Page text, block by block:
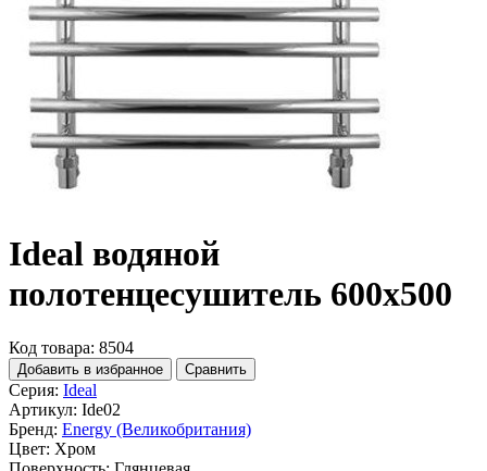
Ideal водяной
полотенцесушитель 600x500
Код товара: 8504
Добавить в избранное Сравнить
Серия: Ideal
Артикул: Ide02
Бренд: Energy (Великобритания)
Цвет: Хром